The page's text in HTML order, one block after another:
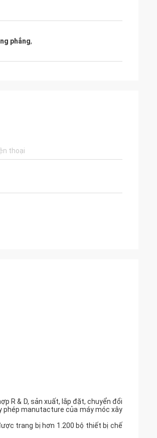
phẳng,
R & D, sản xuất, lắp đặt, chuyển đổi
phép manutacture của máy móc xây
trang bị hơn 1.200 bộ thiết bị chế